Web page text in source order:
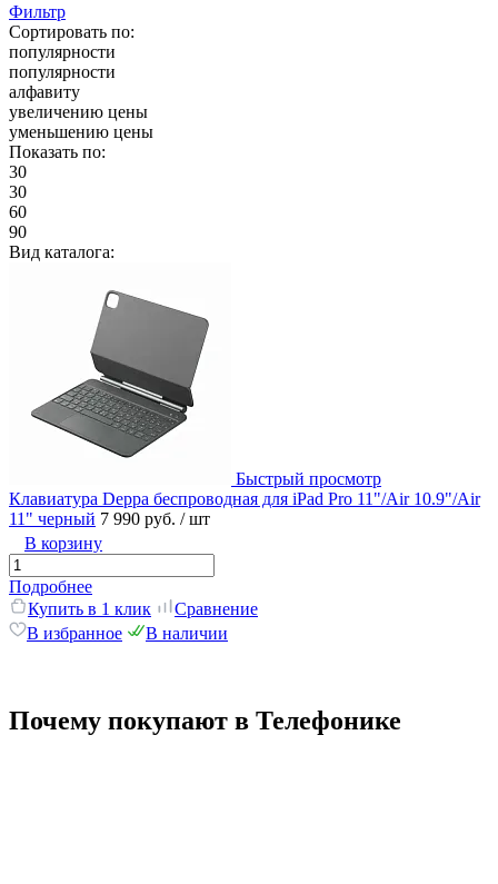
Фильтр
Сортировать по:
популярности
популярности
алфавиту
увеличению цены
уменьшению цены
Показать по:
30
30
60
90
Вид каталога:
Быстрый просмотр
Клавиатура Deppa беспроводная для iPad Pro 11"/Air 10.9"/Air
11" черный 7 990 руб. / шт
В корзину
Подробнее
Купить в 1 клик
Сравнение
В избранное
В наличии
Почему покупают в Телефонике